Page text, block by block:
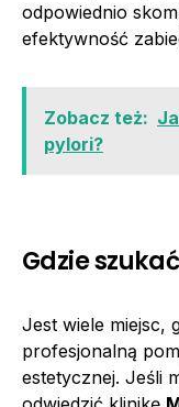
odpowiednio
efektywność
Zobacz też:
pylori?
Gdzie
Jest wiele miejsc,
profesjonalną
estetycznej. Jeśli